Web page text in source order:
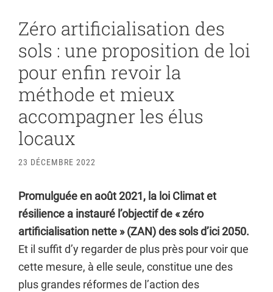
Zéro artificialisation des
sols : une proposition de loi
pour enfin revoir la
méthode et mieux
accompagner les élus
locaux
23 DÉCEMBRE 2022
Promulguée en août 2021, la loi Climat et
résilience a instauré l’objectif de « zéro
artificialisation nette » (ZAN) des sols d’ici 2050.
Et il suffit d’y regarder de plus près pour voir que
cette mesure, à elle seule, constitue une des
plus grandes réformes de l’action des